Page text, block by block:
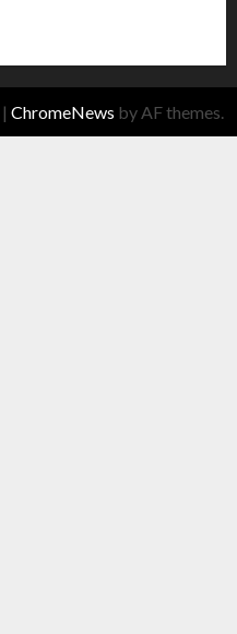
| ChromeNews by AF themes.